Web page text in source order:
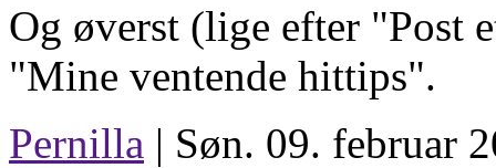
Og øverst (lige efter "Post
"Mine ventende hittips".
Pernilla | Søn. 09. februar